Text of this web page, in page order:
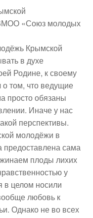
ВМОО «Союз молодых
Крымской
в духе
Родине, к своему
том, что ведущие
просто обязаны
Иначе у нас
перспективы.
молодёжи в
предоставлена сама
плоды лихих
у
в целом носили
любовь к
Однако не во всех